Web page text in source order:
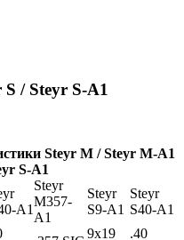
/ Steyr S-A1
Steyr M / Steyr M-A1
S-A1
A1
Steyr
M357-
A1
Steyr
S9-A1
Steyr
S40-A1
9x19
.40